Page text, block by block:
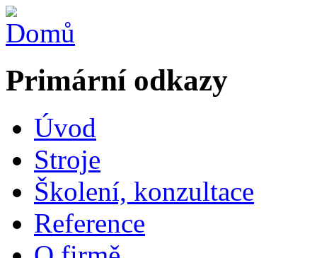
Primární odkazy
Úvod
Stroje
Školení, konzultace
Reference